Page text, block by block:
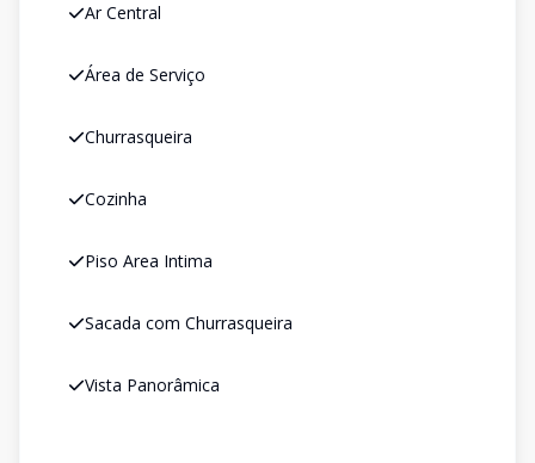
Ar Central
Área de Serviço
Churrasqueira
Cozinha
Piso Area Intima
Sacada com Churrasqueira
Vista Panorâmica